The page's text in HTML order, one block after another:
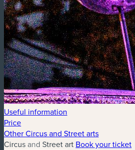
Useful information
Price
Other Circus and Street arts
Circus and Street art Book your ticket